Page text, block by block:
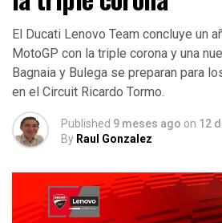
El Ducati Lenovo Team concluye un
MotoGP con la triple corona y una
Bagnaia y Bulega se preparan para
en el Circuit Ricardo Tormo.
Published 9 meses ago on 12
By Raul Gonzalez